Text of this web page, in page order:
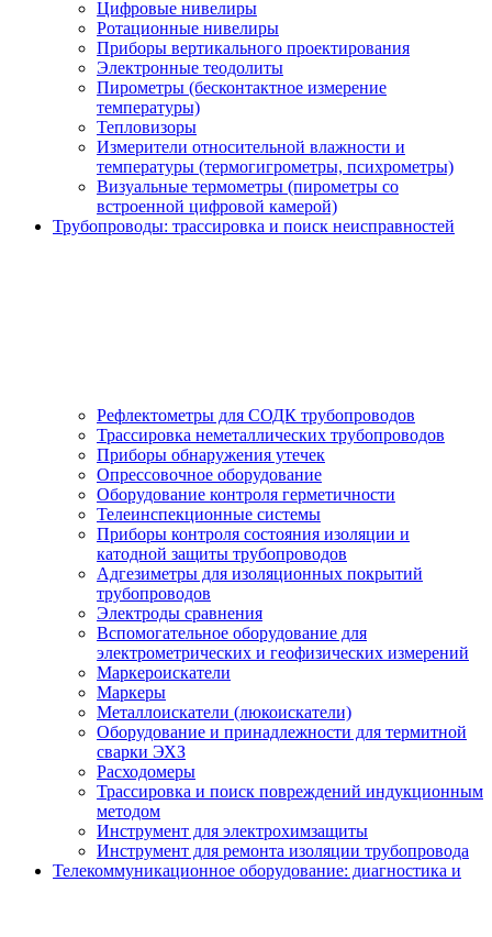
Цифровые нивелиры
Ротационные нивелиры
Приборы вертикального проектирования
Электронные теодолиты
Пирометры (бесконтактное измерение
температуры)
Тепловизоры
Измерители относительной влажности и
температуры (термогигрометры, психрометры)
Визуальные термометры (пирометры со
встроенной цифровой камерой)
Трубопроводы: трассировка и поиск неисправностей
Рефлектометры для СОДК трубопроводов
Трассировка неметаллических трубопроводов
Приборы обнаружения утечек
Опрессовочное оборудование
Оборудование контроля герметичности
Телеинспекционные системы
Приборы контроля состояния изоляции и
катодной защиты трубопроводов
Адгезиметры для изоляционных покрытий
трубопроводов
Электроды сравнения
Вспомогательное оборудование для
электрометрических и геофизических измерений
Маркероискатели
Маркеры
Металлоискатели (люкоискатели)
Оборудование и принадлежности для термитной
сварки ЭХЗ
Расходомеры
Трассировка и поиск повреждений индукционным
методом
Инструмент для электрохимзащиты
Инструмент для ремонта изоляции трубопровода
Телекоммуникационное оборудование: диагностика и